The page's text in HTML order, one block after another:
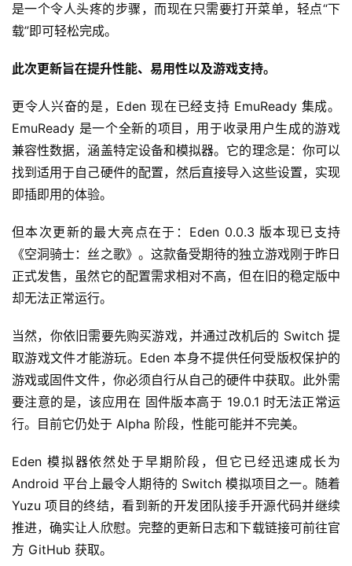
是一个令人头疼的步骤，而现在只需要打开菜单，轻点“下
载”即可轻松完成。
此次更新旨在提升性能、易用性以及游戏支持。
更令人兴奋的是，Eden 现在已经支持 EmuReady 集成。
EmuReady 是一个全新的项目，用于收录用户生成的游戏
兼容性数据，涵盖特定设备和模拟器。它的理念是：你可以
找到适用于自己硬件的配置，然后直接导入这些设置，实现
即插即用的体验。
但本次更新的最大亮点在于：Eden 0.0.3 版本现已支持
《空洞骑士：丝之歌》。这款备受期待的独立游戏刚于昨日
正式发售，虽然它的配置需求相对不高，但在旧的稳定版中
却无法正常运行。
当然，你依旧需要先购买游戏，并通过改机后的 Switch 提
取游戏文件才能游玩。Eden 本身不提供任何受版权保护的
游戏或固件文件，你必须自行从自己的硬件中获取。此外需
要注意的是，该应用在 固件版本高于 19.0.1 时无法正常运
行。目前它仍处于 Alpha 阶段，性能可能并不完美。
Eden 模拟器依然处于早期阶段，但它已经迅速成长为
Android 平台上最令人期待的 Switch 模拟项目之一。随着
Yuzu 项目的终结，看到新的开发团队接手开源代码并继续
推进，确实让人欣慰。完整的更新日志和下载链接可前往官
方 GitHub 获取。